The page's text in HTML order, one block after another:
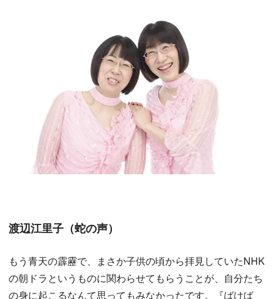
渡辺江里子（蛇の声）
もう青天の霹靂で、まさか子供の頃から拝見していたNHK
の朝ドラというものに関わらせてもらうことが、自分たち
の身に起こるなんて思ってもみなかったです。『ばけば